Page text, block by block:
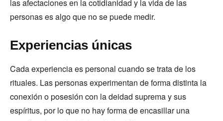
las afectaciones en la cotidianidad y la vida de las
personas es algo que no se puede medir.
Experiencias únicas
Cada experiencia es personal cuando se trata de los
rituales. Las personas experimentan de forma distinta la
conexión o posesión con la deidad suprema y sus
espíritus, por lo que no hay forma de encasillar una